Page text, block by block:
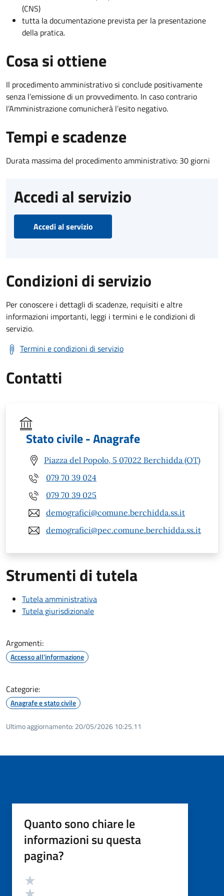
(CNS)
tutta la documentazione prevista per la presentazione
della pratica.
Cosa si ottiene
Il procedimento amministrativo si conclude positivamente
senza l’emissione di un provvedimento. In caso contrario
l’Amministrazione comunicherà l’esito negativo.
Tempi e scadenze
Durata massima del procedimento amministrativo: 30 giorni
Accedi al servizio
Accedi al servizio
Condizioni di servizio
Per conoscere i dettagli di scadenze, requisiti e altre
informazioni importanti, leggi i termini e le condizioni di
servizio.
Termini e condizioni di servizio
Contatti
Stato civile - Anagrafe
Piazza del Popolo, 5 07022 Berchidda (OT)
079 70 39 024
079 70 39 025
demografici@comune.berchidda.ss.it
demografici@pec.comune.berchidda.ss.it
Strumenti di tutela
Tutela amministrativa
Tutela giurisdizionale
Argomenti:
Accesso all'informazione
Categorie:
Anagrafe e stato civile
Ultimo aggiornamento: 20/05/2026 10:25.11
Quanto sono chiare le
informazioni su questa
pagina?
Valutazione